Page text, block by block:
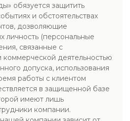
обязуется защитить
и обстоятельствах
дозволяющие
личность (персональные
связанные с
деятельностью
допуска, использования
работы с клиентом
в защищенной базе
имеют лишь
компании.